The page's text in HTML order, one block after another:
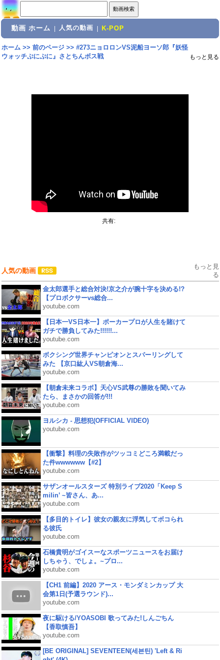
動画 ホーム 人気の動画 K-POP
ホーム>> 前のページ>> #273ニョロロンVS泥船ヨーソ郎『妖怪
ウォッチぷにぷに』さとちんボス戦
もっと見る
共有:
人気の動画
もっと見
る
金太郎選手と総合対決!京之介が腕十字を決める!?
【プロボクサーvs総合...
youtube.com
【日本一VS日本一】ポーカープロが人生を賭けて
ガチで勝負してみた!!!!!!...
youtube.com
ボクシング世界チャンピオンとスパーリングして
みた 【京口紘人VS朝倉海...
youtube.com
【朝倉未来コラボ】天心VS武尊の勝敗を聞いてみ
たら、まさかの回答が!!!
youtube.com
ヨルシカ - 思想犯(OFFICIAL VIDEO)
youtube.com
【衝撃】料理の失敗作がツッコミどころ満載だっ
た件wwwwww【#2】
youtube.com
サザンオールスターズ 特別ライブ2020「Keep S
milin’ ~皆さん、あ...
youtube.com
【多目的トイレ】彼女の親友に浮気してボコられ
る彼氏
youtube.com
石橋貴明がゴイスーなスポーツニュースをお届け
しちゃう、でしょ。~プロ...
youtube.com
【CH1 前編】2020 アース・モンダミンカップ 大
会第1日(予選ラウンド)...
youtube.com
夜に駆ける/YOASOBI 歌ってみた!しんごちん
【香取慎吾】
youtube.com
[BE ORIGINAL] SEVENTEEN(세븐틴) 'Left & Ri